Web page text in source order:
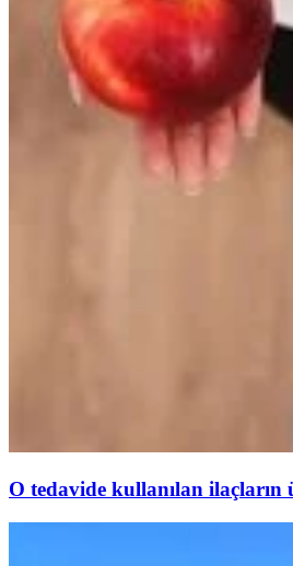
O tedavide kullanılan ilaçların